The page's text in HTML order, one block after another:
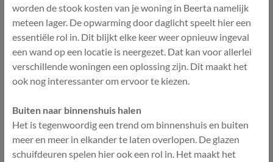
worden de stook kosten van je woning in Beerta namelijk
meteen lager. De opwarming door daglicht speelt hier een
essentiële rol in. Dit blijkt elke keer weer opnieuw ingeval
een wand op een locatie is neergezet. Dat kan voor allerlei
verschillende woningen een oplossing zijn. Dit maakt het
ook nog interessanter om ervoor te kiezen.
Buiten naar binnenshuis halen
Het is tegenwoordig een trend om binnenshuis en buiten
meer en meer in elkander te laten overlopen. De glazen
schuifdeuren spelen hier ook een rol in. Het maakt het